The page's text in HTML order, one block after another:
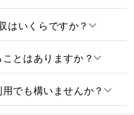
はいくらですか？
とはありますか？
でも構いませんか？